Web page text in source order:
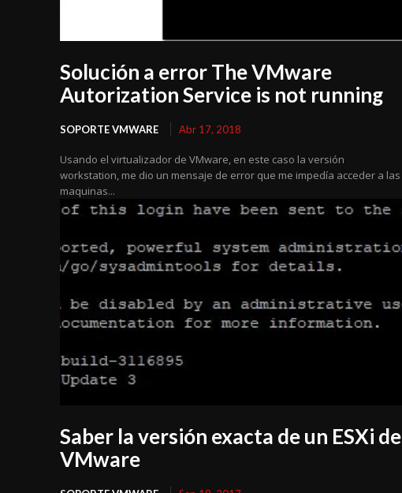
Solución a error The VMware
Autorization Service is not running
SOPORTE VMWARE Abr 17, 2018
Usando el virtualizador de VMware, en este caso la versión
workstation, me dio un mensaje de error que me impedía acceder a las
maquinas...
Saber la versión exacta de un ESXi de
VMware